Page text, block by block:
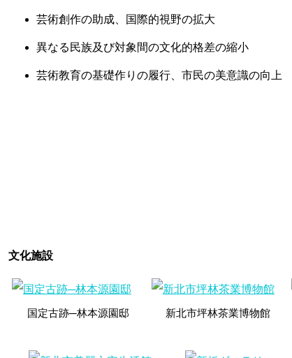
芸術創作の助成、国際的視野の拡大
異なる民族及び対象間の文化的格差の縮小
芸術教育の基礎作りの履行、市民の美意識の向上
文化施設
国定古跡─林本源園邸 新北市坪林茶業博物館